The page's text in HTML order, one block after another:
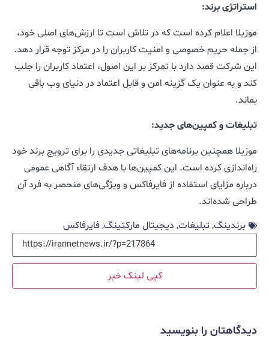
استراتژی برند:
موزیلا اعلام کرده است که در تلاش است تا ارزش‌های اصلی خود،
از جمله حریم خصوصی و امنیت کاربران را در مرکز توجه قرار دهد.
این شرکت قصد دارد با تمرکز بر این اصول، اعتماد کاربران را جلب
کند و به عنوان یک گزینه امن و قابل اعتماد در دنیای وب باقی
بماند.
تبلیغات و کمپین‌های جدید:
موزیلا همچنین برنامه‌های تبلیغاتی جدیدی را برای ترویج برند خود
راه‌اندازی کرده است. این کمپین‌ها با هدف ارتقاء آگاهی عمومی
درباره مزایای استفاده از فایرفاکس و ویژگی‌های منحصر به فرد آن
طراحی شده‌اند.
برندینگ, تبلیغات, دیجیتال مارکتینگ,فایرفاکس
کپی لینک خبر
دیدگاهتان را بنویسید